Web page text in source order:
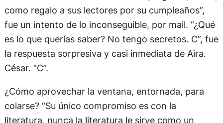
como regalo a sus lectores por su cumpleaños”,
fue un intento de lo inconseguible, por mail. “¿Qué
es lo que querías saber? No tengo secretos. C”, fue
la respuesta sorpresiva y casi inmediata de Aira.
César. “C”.
¿Cómo aprovechar la ventana, entornada, para
colarse? “Su único compromiso es con la
literatura, nunca la literatura le sirve como un